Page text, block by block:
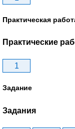
Практическая
Практические
1
Задание
Задания